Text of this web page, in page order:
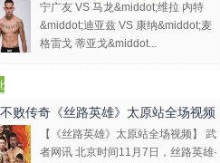
宁广友 VS 马龙&middot;维拉 内特
&middot;迪亚兹 VS 康纳&middot;麦
格雷戈 蒂亚戈&middot...
败传奇《丝路英雄》太原站全场视频
【《丝路英雄》太原站全场视频】 武
者网讯 北京时间11月7日，丝路英雄·